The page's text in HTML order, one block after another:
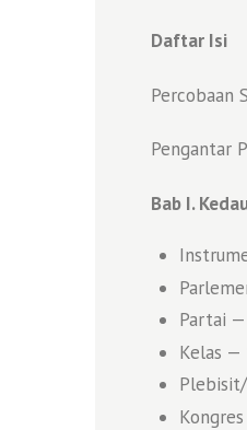
Daftar Isi
Percobaan
Pengantar
Bab I.
Partai
Kelas —